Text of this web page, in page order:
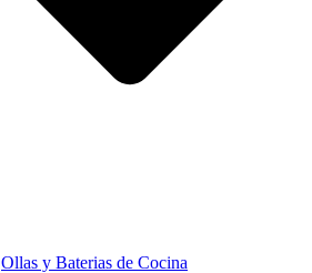
Ollas y Baterias de Cocina